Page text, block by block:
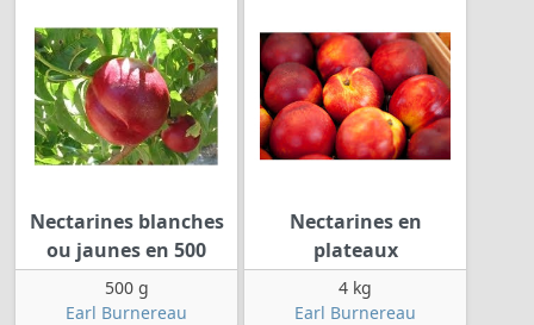
Nectarines blanches
ou jaunes en 500
500 g
Earl Burnereau
Nectarines en
plateaux
4 kg
Earl Burnereau